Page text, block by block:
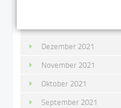
Dezember 2021
November 2021
Oktober 2021
September 2021